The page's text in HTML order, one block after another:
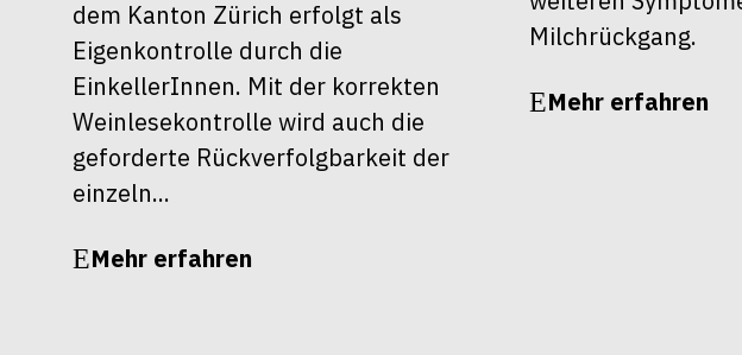
dem Kanton Zürich erfolgt als
Eigenkontrolle durch die
EinkellerInnen. Mit der korrekten
Weinlesekontrolle wird auch die
geforderte Rückverfolgbarkeit der
einzeln...
Mehr erfahren
Milchrückgang.
Mehr erfahren